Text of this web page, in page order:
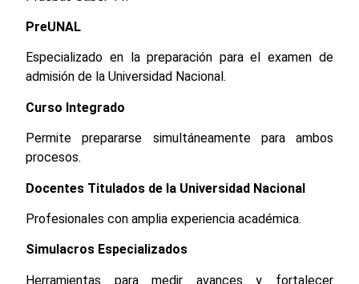
PreUNAL
Especializado en la preparación para el examen de
admisión de la Universidad Nacional.
Curso Integrado
Permite prepararse simultáneamente para ambos
procesos.
Docentes Titulados de la Universidad Nacional
Profesionales con amplia experiencia académica.
Simulacros Especializados
Herramientas para medir avances y fortalecer